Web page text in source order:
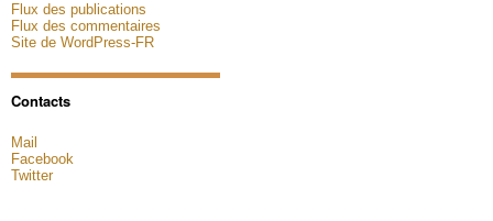
Flux des publications
Flux des commentaires
Site de WordPress-FR
Contacts
Mail
Facebook
Twitter